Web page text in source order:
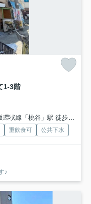
1-3階
環状線「桃谷」駅 徒歩15分
重飲食可 公共下水
♪